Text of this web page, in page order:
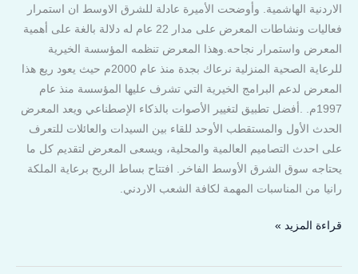
الاردنية الهاشمية. وأوضحت الأميرة عادلة للشرق الاوسط ان استمرار
فعاليات ونشاطات المعرض على مدار 22 عام له دلالة بالغة على أهمية
المعرض واستمرار نجاحه.وهذا المعرض تنظمه المؤسسة الخيرية
للرعاية الصحية المنزلية نرعاك بجدة منذ عام 2000م حيث يعود ريع هذا
المعرض لدعم البرامج الخيرية التي تشرف عليها المؤسسة منذ عام
1997م. .أفضل تطبيق لتغيير الأصوات بالذكاء الإصطناعي ويعد المعرض
الحدث الأول والمستقطب الأوحد للقاء بين السيدات والعائلات للتعرف
على احدث التصاميم العالمية والمحلية، ويسعى المعرض لتقديم كل ما
يحتاجه سوق الشرق الأوسط الفاخر. افتتاح بساط الريح برعاية الملكة
رانيا من المناسبات المهمة لكافة الشعب الاردني.
قراءة المزيد »